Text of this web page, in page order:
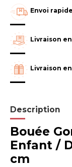
Envoi
Livraison
Livraison
Description
Bouée
Enfant /
cm